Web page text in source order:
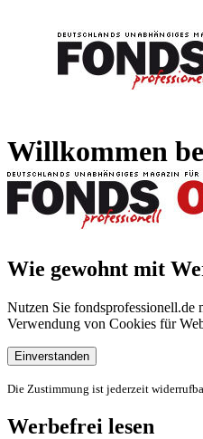
Willkommen
Wie gewohnt mit
Nutzen Sie fondsprofessionell.de
Verwendung von Cookies für
Einverstanden
Die Zustimmung ist jederzeit
Werbefrei lesen